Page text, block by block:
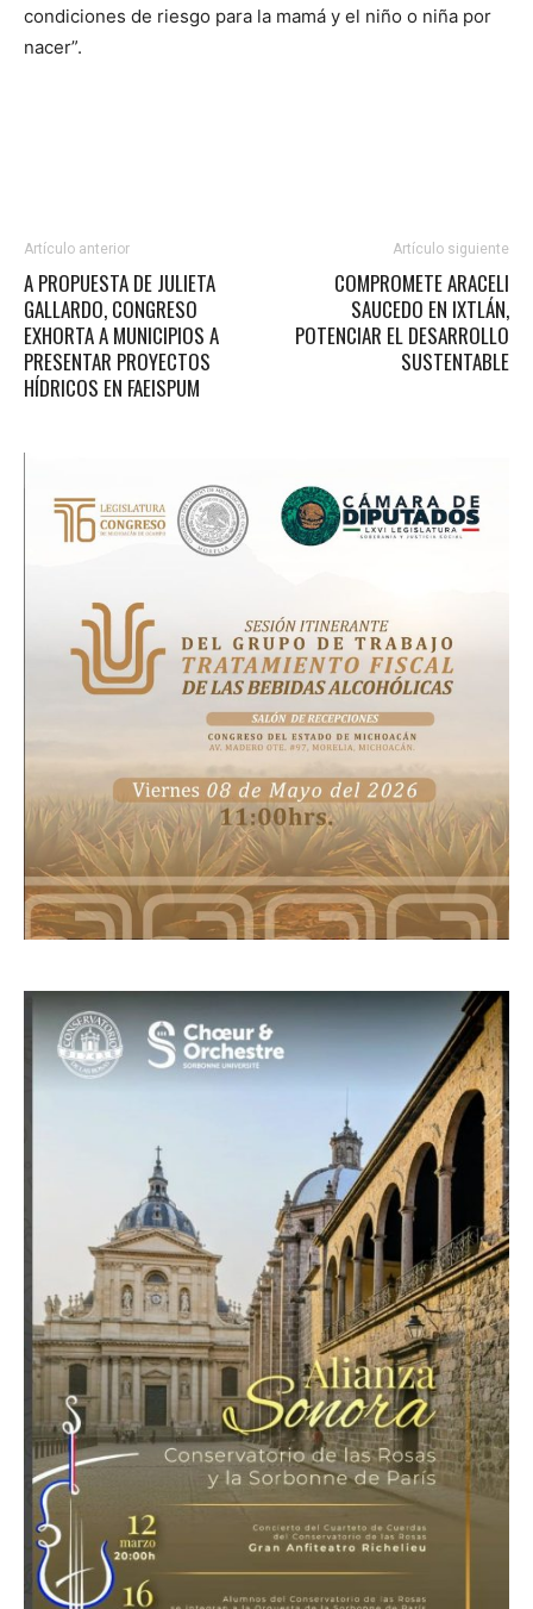
condiciones de riesgo para la mamá y el niño o niña por
nacer”.
Artículo anterior
A PROPUESTA DE JULIETA
GALLARDO, CONGRESO
EXHORTA A MUNICIPIOS A
PRESENTAR PROYECTOS
HÍDRICOS EN FAEISPUM
Artículo siguiente
COMPROMETE ARACELI
SAUCEDO EN IXTLÁN,
POTENCIAR EL DESARROLLO
SUSTENTABLE